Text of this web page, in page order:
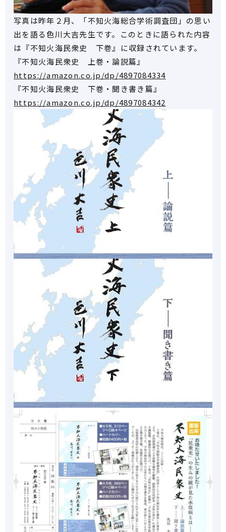
写真は昨年２月、「不知火海総合学術調査団」の思い
出を語る色川大吉先生です。このときに語られた内容
は『不知火海民衆史 下巻』に収録されています。
『不知火海民衆史 上巻・論説篇』
https://amazon.co.jp/dp/4897084334
『不知火海民衆史 下巻・聞き書き篇』
https://amazon.co.jp/dp/4897084342